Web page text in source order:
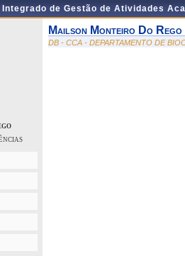
Integrado de Gestão de Atividades
Mailson Monteiro Do Rego
DB - CCA - DEPARTAMENTO DE